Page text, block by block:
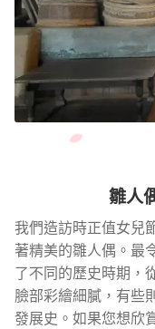
雛人
我們造訪時正值女兒
著精美的雛人偶。最
了不同的歷史時期，
臉部彩繪細膩，有些
發展史。如果您想欣